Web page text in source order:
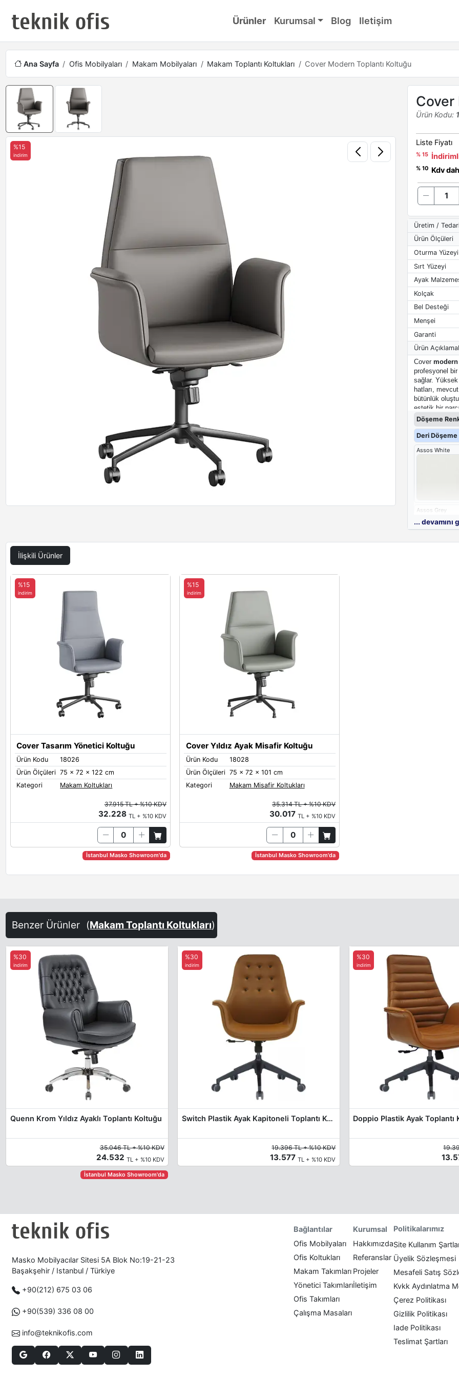
Ürünler Kurumsal Blog Iletişim
Ana Sayfa Ofis Mobilyaları Makam Mobilyaları Makam Toplantı Koltukları Cover Modern Toplantı Koltuğu
%15
indirim
Cover
Ürün Kodu:
Liste Fiyatı
% 15
% 10 Kdv
Üretim /
Ürün Ölçüleri
Oturma Yüzeyi
Sırt Yüzeyi
Ayak
Kolçak
Bel Desteği
Menşei
Garanti
Ürün
Covermodern
profesyonel bir
sağlar. Yüksek
hatları,
bütünlük
estetik bir
Döşeme
Deri Döşeme
Assos White
Assos Grey
... devamını
İlişkili Ürünler
Cover Tasarım Yönetici Koltuğu
Ürün Kodu
18026
Ürün Ölçüleri 75 x 72 x 122 cm
Kategori
Makam Koltukları
%15
indirim
37.915 TL + %10 KDV
32.228 TL + %10 KDV
İstanbul Masko Showroom'da
Cover Yıldız Ayak Misafir Koltuğu
Ürün Kodu
18028
Ürün Ölçüleri 75 x 72 x 101 cm
Kategori
Makam Misafir Koltukları
%15
indirim
35.314 TL + %10 KDV
30.017 TL + %10 KDV
İstanbul Masko Showroom'da
Benzer Ürünler (Makam Toplantı Koltukları)
Quenn Krom Yıldız Ayaklı Toplantı Koltuğu
%30
indirim
35.046 TL + %10 KDV
24.532 TL + %10 KDV
İstanbul Masko Showroom'da
Switch Plastik Ayak Kapitoneli Toplantı Koltuğu
%30
indirim
19.396 TL + %10 KDV
13.577TL + %10 KDV
Doppio Plastik Ayak Toplantı
%30
indirim
Masko Mobilyacılar Sitesi 5A Blok No:19-21-23
Başakşehir / Istanbul / Türkiye
+90(212) 675 03 06
+90(539) 336 08 00
info@teknikofis.com
Bağlantılar
Ofis Mobilyaları
Ofis Koltukları
Makam Takımları
Yönetici Takımları
Ofis Takımları
Çalışma Masaları
Kurumsal
Hakkımızda
Referanslar
Projeler
İletişim
Politikalarımız
Site Kullanım
Üyelik Sözleşmesi
Mesafeli Satış
Kvkk Aydınlatma
Çerez Politikası
Gizlilik Politikası
Iade Politikası
Teslimat Şartları